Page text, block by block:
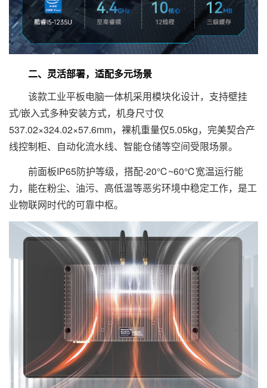
二、灵活部署，适配多元场景
该款工业平板电脑一体机采用模块化设计，支持壁挂
式/嵌入式多种安装方式，机身尺寸仅
537.02×324.02×57.6mm，裸机重量仅5.05kg，完美契合产
线控制柜、自动化流水线、智能仓储等空间受限场景。
前面板IP65防护等级，搭配-20℃~60℃宽温运行能
力，能在粉尘、油污、高低温等恶劣环境中稳定工作，是工
业物联网时代的可靠中枢。